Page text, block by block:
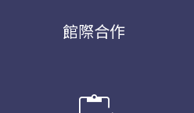
館際合作